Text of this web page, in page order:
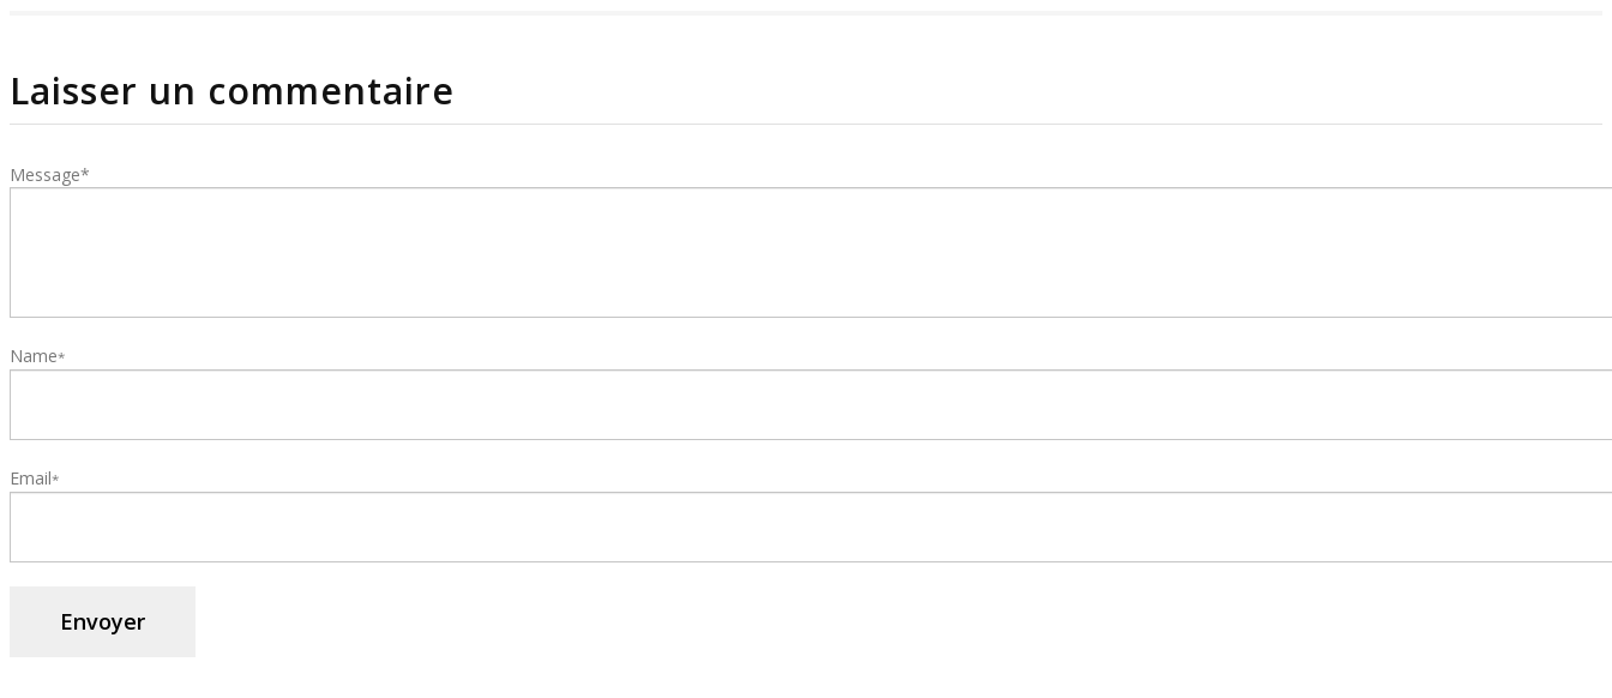
Laisser un commentaire
Message*
Name*
Email*